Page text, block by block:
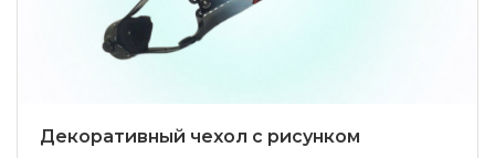
Декоративный чехол с рисунком